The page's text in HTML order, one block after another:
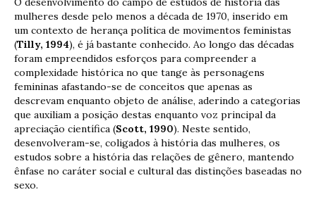
mulheres desde pelo menos a década de 1970, inserido em
um contexto de herança política de movimentos feministas
(Tilly, 1994), é já bastante conhecido. Ao longo das décadas
foram empreendidos esforços para compreender a
complexidade histórica no que tange às personagens
femininas afastando-se de conceitos que apenas as
descrevam enquanto objeto de análise, aderindo a categorias
que auxiliam a posição destas enquanto voz principal da
apreciação científica (Scott, 1990). Neste sentido,
desenvolveram-se, coligados à história das mulheres, os
estudos sobre a história das relações de gênero, mantendo
ênfase no caráter social e cultural das distinções baseadas no
sexo.